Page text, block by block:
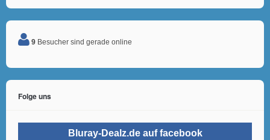
9 Besucher sind gerade online
Folge uns
Bluray-Dealz.de auf facebook